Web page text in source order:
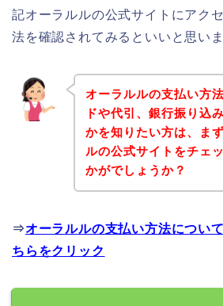
記オーラルルの公式サイトにアク
法を確認されてみるといいと思い
オーラルルの支払い方
ドや代引、銀行振り込
かを知りたい方は、ま
ルの公式サイトをチェ
かがでしょうか？
⇒オーラルルの支払い方法につい
ちらをクリック